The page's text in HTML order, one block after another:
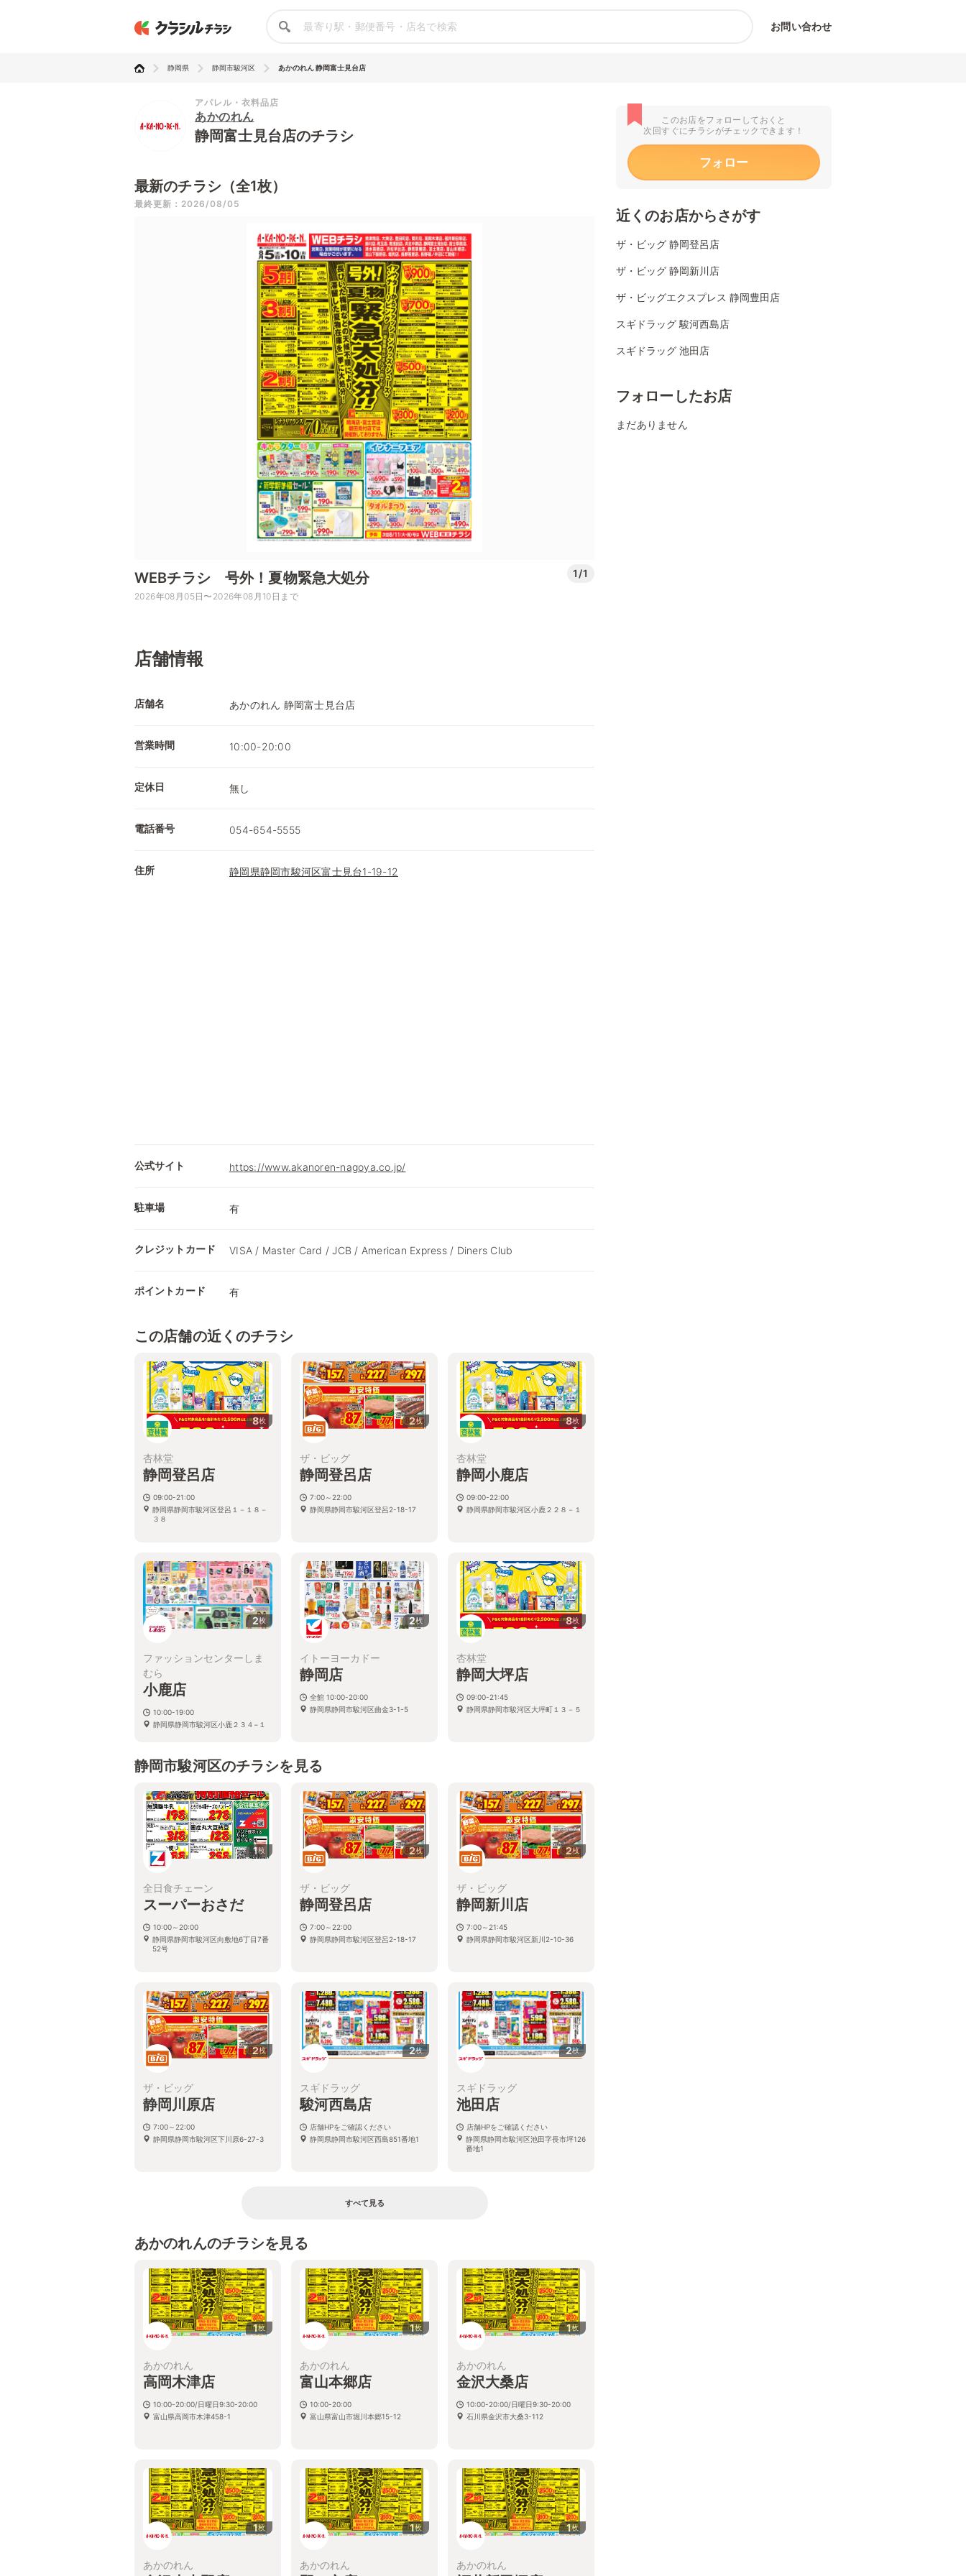
お問い合わせ
静岡県 静岡市駿河区 あかのれん 静岡富士見台店
アパレル・衣料品店
あかのれん
静岡富士見台店のチラシ
最新のチラシ（全1枚）
最終更新：2026/08/05
WEBチラシ 号外！夏物緊急大処分 1/1
2026年08月05日〜2026年08月10日まで
店舗情報
店舗名 あかのれん 静岡富士見台店
営業時間 10:00-20:00
定休日 無し
電話番号 054-654-5555
住所 静岡県静岡市駿河区富士見台1-19-12
公式サイト https://www.akanoren-nagoya.co.jp/
駐車場 有
クレジットカード VISA / Master Card / JCB / American Express / Diners Club
ポイントカード 有
この店舗の近くのチラシ
8枚
杏林堂
静岡登呂店
09:00-21:00
静岡県静岡市駿河区登呂１－１８－
３８
2枚
ザ・ビッグ
静岡登呂店
7:00～22:00
静岡県静岡市駿河区登呂2-18-17
8枚
杏林堂
静岡小鹿店
09:00-22:00
静岡県静岡市駿河区小鹿２２８－１
2枚
ファッションセンターしま
むら
小鹿店
10:00-19:00
静岡県静岡市駿河区小鹿２３４−１
2枚
イトーヨーカドー
静岡店
全館 10:00-20:00
静岡県静岡市駿河区曲金3-1-5
8枚
杏林堂
静岡大坪店
09:00-21:45
静岡県静岡市駿河区大坪町１３－５
静岡市駿河区のチラシを見る
1枚
全日食チェーン
スーパーおさだ
10:00～20:00
静岡県静岡市駿河区向敷地6丁目7番
52号
2枚
ザ・ビッグ
静岡登呂店
7:00～22:00
静岡県静岡市駿河区登呂2-18-17
2枚
ザ・ビッグ
静岡新川店
7:00～21:45
静岡県静岡市駿河区新川2-10-36
2枚
ザ・ビッグ
静岡川原店
7:00～22:00
静岡県静岡市駿河区下川原6-27-3
2枚
スギドラッグ
駿河西島店
店舗HPをご確認ください
静岡県静岡市駿河区西島851番地1
2枚
スギドラッグ
池田店
店舗HPをご確認ください
静岡県静岡市駿河区池田字長市坪126
番地1
すべて見る
あかのれんのチラシを見る
1枚
あかのれん
高岡木津店
10:00-20:00/日曜日9:30-20:00
富山県高岡市木津458-1
1枚
あかのれん
富山本郷店
10:00-20:00
富山県富山市堀川本郷15-12
1枚
あかのれん
金沢大桑店
10:00-20:00/日曜日9:30-20:00
石川県金沢市大桑3-112
1枚
あかのれん
1枚
あかのれん
1枚
あかのれん
このお店をフォローしておくと
次回すぐにチラシがチェックできます！
フォロー
近くのお店からさがす
ザ・ビッグ 静岡登呂店
ザ・ビッグ 静岡新川店
ザ・ビッグエクスプレス 静岡豊田店
スギドラッグ 駿河西島店
スギドラッグ 池田店
フォローしたお店
まだありません